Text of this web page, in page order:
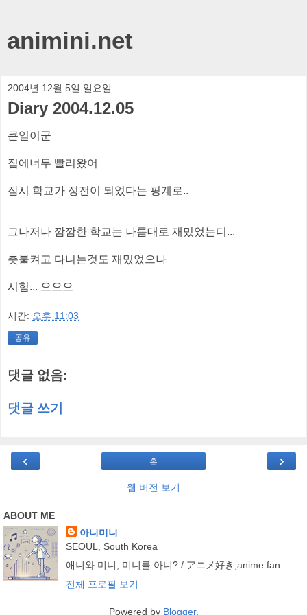
animini.net
2004년 12월 5일 일요일
Diary 2004.12.05
큰일이군
집에너무 빨리왔어
잠시 학교가 정전이 되었다는 핑계로..
그나저나 깜깜한 학교는 나름대로 재밌었는디...
촛불켜고 다니는것도 재밌었으나
시험... 으으으
시간: 오후 11:03
공유
댓글 없음:
댓글 쓰기
‹ ›
홈
웹 버전 보기
ABOUT ME
아니미니
SEOUL, South Korea
애니와 미니, 미니를 아니? / アニメ好き,anime fan
전체 프로필 보기
Powered by Blogger.